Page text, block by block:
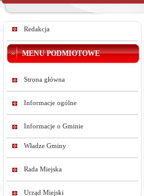
Redakcja
MENU PODMIOTOWE
Strona główna
Informacje ogólne
Informacje o Gminie
Władze Gminy
Rada Miejska
Urząd Miejski